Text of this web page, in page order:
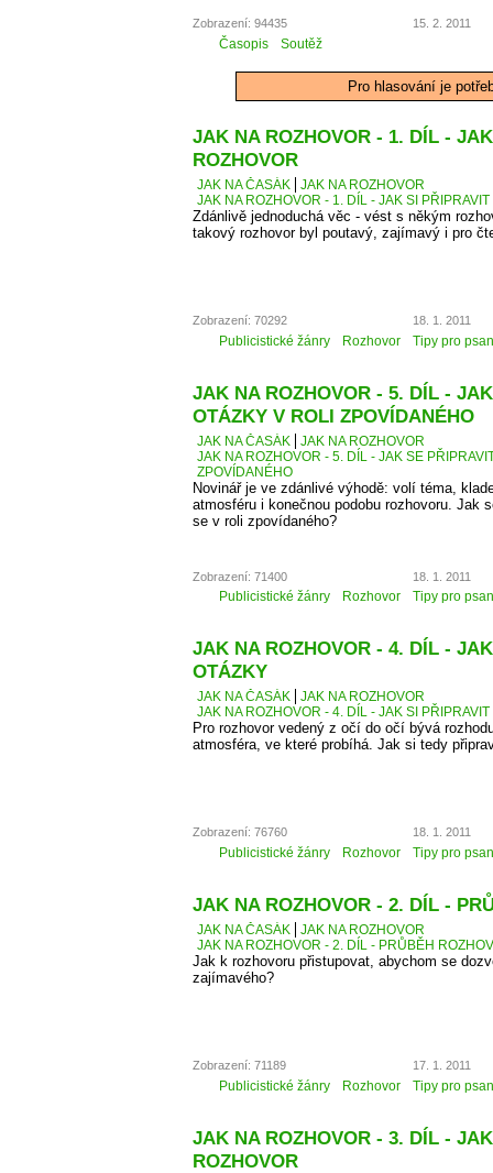
Zobrazení: 94435 15. 2. 2011
Časopis Soutěž
Pro hlasování je
JAK NA ROZHOVOR - 1. DÍL -
ROZHOVOR
JAK NA ČASÁK
JAK NA ROZHOVOR
JAK NA ROZHOVOR - 1. DÍL - JAK SI
Zdánlivě jednoduchá věc - vést s někým
takový rozhovor byl poutavý, zajímavý i pro
Zobrazení: 70292 18. 1. 2011
Publicistické žánry Rozhovor Tipy pro
JAK NA ROZHOVOR - 5. DÍL -
OTÁZKY V ROLI ZPOVÍDANÉHO
JAK NA ČASÁK
JAK NA ROZHOVOR
JAK NA ROZHOVOR - 5. DÍL - JAK SE
ZPOVÍDANÉHO
Novinář je ve zdánlivé výhodě: volí téma,
atmosféru i konečnou podobu rozhovoru. Jak
se v roli zpovídaného?
Zobrazení: 71400 18. 1. 2011
Publicistické žánry Rozhovor Tipy pro
JAK NA ROZHOVOR - 4. DÍL -
OTÁZKY
JAK NA ČASÁK
JAK NA ROZHOVOR
JAK NA ROZHOVOR - 4. DÍL - JAK SI PŘIPRAVIT
Pro rozhovor vedený z očí do očí bývá
atmosféra, ve které probíhá. Jak si tedy
Zobrazení: 76760 18. 1. 2011
Publicistické žánry Rozhovor Tipy pro
JAK NA ROZHOVOR - 2. DÍL -
JAK NA ČASÁK
JAK NA ROZHOVOR
JAK NA ROZHOVOR - 2. DÍL - PRŮBĚH
Jak k rozhovoru přistupovat, abychom se
zajímavého?
Zobrazení: 71189 17. 1. 2011
Publicistické žánry Rozhovor Tipy pro
JAK NA ROZHOVOR - 3. DÍL -
ROZHOVOR